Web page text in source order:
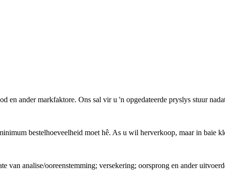
en ander markfaktore. Ons sal vir u 'n opgedateerde pryslys stuur
bestelhoeveelheid moet hê. As u wil herverkoop, maar in baie
van analise/ooreenstemming; versekering; oorsprong en ander